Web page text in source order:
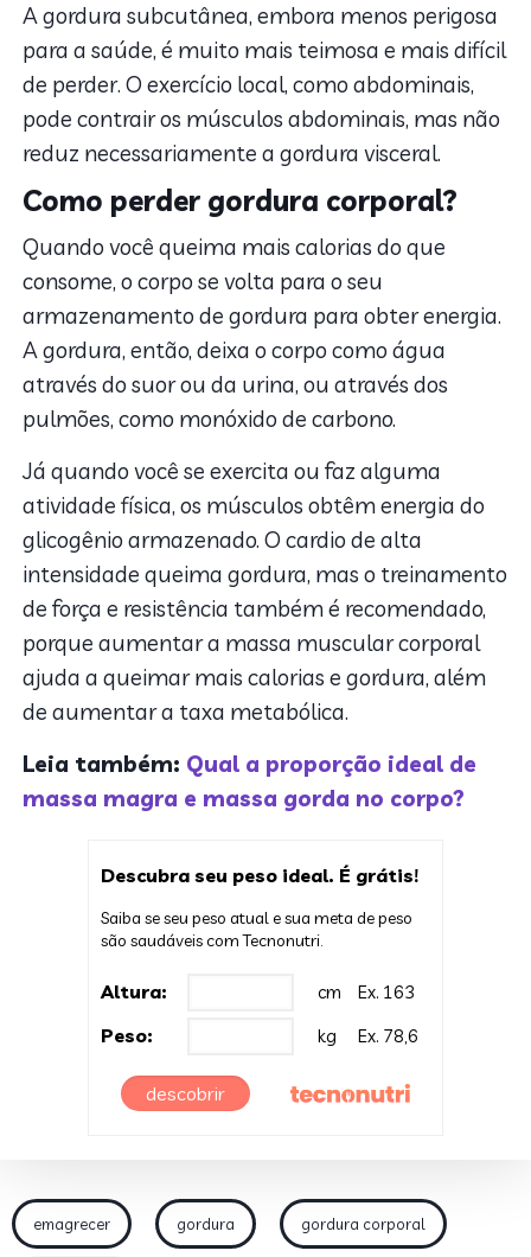
A gordura subcutânea, embora menos perigosa
para a saúde, é muito mais teimosa e mais difícil
de perder. O exercício local, como abdominais,
pode contrair os músculos abdominais, mas não
reduz necessariamente a gordura visceral.
Como perder gordura corporal?
Quando você queima mais calorias do que
consome, o corpo se volta para o seu
armazenamento de gordura para obter energia.
A gordura, então, deixa o corpo como água
através do suor ou da urina, ou através dos
pulmões, como monóxido de carbono.
Já quando você se exercita ou faz alguma
atividade física, os músculos obtêm energia do
glicogênio armazenado. O cardio de alta
intensidade queima gordura, mas o treinamento
de força e resistência também é recomendado,
porque aumentar a massa muscular corporal
ajuda a queimar mais calorias e gordura, além
de aumentar a taxa metabólica.
Leia também: Qual a proporção ideal de
massa magra e massa gorda no corpo?
Descubra seu peso ideal. É grátis!
Saiba se seu peso atual e sua meta de peso
são saudáveis com Tecnonutri.
Altura: cm Ex. 163
Peso: kg Ex. 78,6
descobrir
emagrecer gordura gordura corporal